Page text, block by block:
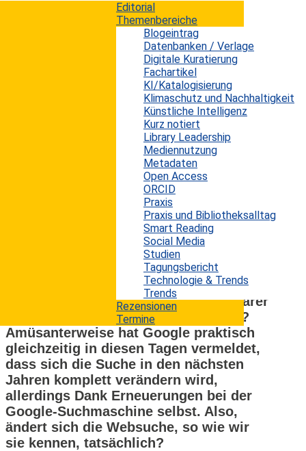
Editorial
Themenbereiche
Blogeintrag
Datenbanken / Verlage
Digitale Kuratierung
Fachartikel
KI/Katalogisierung
Klimaschutz und Nachhaltigkeit
Künstliche Intelligenz
Kurz notiert
Library Leadership
Mediennutzung
Metadaten
Open Access
ORCID
Praxis
Praxis und Bibliotheksalltag
Smart Reading
Social Media
Studien
Tagungsbericht
Technologie & Trends
Trends
Rezensionen
Termine
Ein von dem bekannten Internetexperten
Phil Bradley aufgegriffener Beitrag der
Technologie-Website Buzzfeed hat
einigen Aufruhr in der Internetgemeinde
hervorgerufen. Bradley wertet die
vorliegenden Daten – Google soll in den
letzten 8 Monaten knapp 30% weniger
Suchanfragen zu den wichtigsten
Nachrichtenportalen in den USA
weitergeleitet haben – als einen
weitgehenden Wandel bei der Online-
Suche von den herkömmlichen
Suchmaschinen hin zu den sozialen
Medien. Gleichzeitig sei die Anzahl von
Weiterleitungen über soziale Netzwerke
entsprechend gestiegen. Also, ein klarer
Fall von verändertem Suchverhalten?
Amüsanterweise hat Google praktisch
gleichzeitig in diesen Tagen vermeldet,
dass sich die Suche in den nächsten
Jahren komplett verändern wird,
allerdings Dank Erneuerungen bei der
Google-Suchmaschine selbst. Also,
ändert sich die Websuche, so wie wir
sie kennen, tatsächlich?